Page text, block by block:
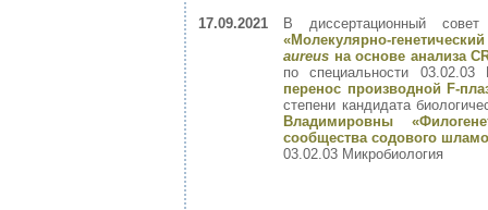
17.09.2021
В диссертационный
«Молекулярно-
aureus на основе анализа
по специальности 03.02.03
перенос производной F-
степени кандидата
Владимировны
сообщества содового
03.02.03 Микробиология